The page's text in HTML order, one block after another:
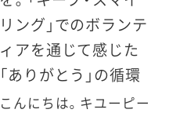
リング」でのボランテ
ィアを通じて感じた
「ありがとう」の循環
こんにちは。キユーピー